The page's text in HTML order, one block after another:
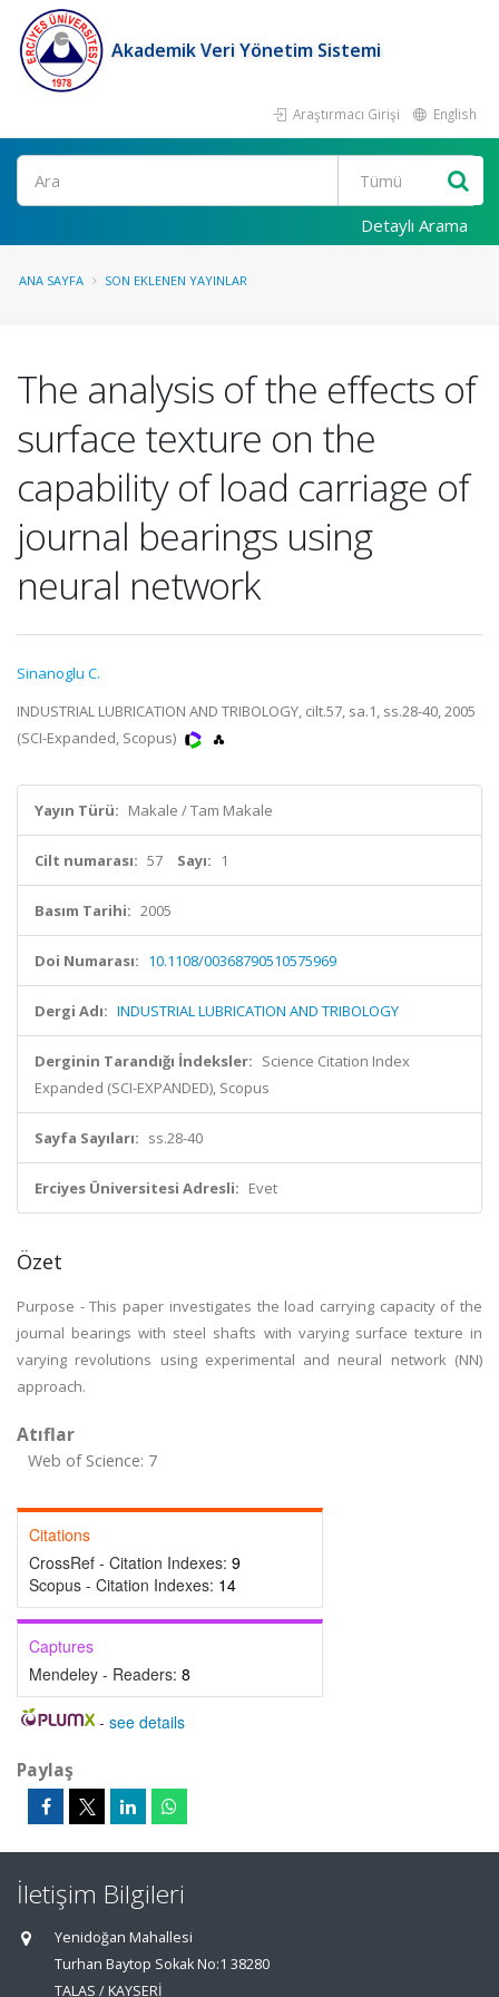
Akademik Veri Yönetim Sistemi
Araştırmacı Girişi English
Ara
Detaylı Arama
ANA SAYFA SON EKLENEN YAYINLAR
The analysis of the effects of
surface texture on the
capability of load carriage of
journal bearings using
neural network
Sinanoglu C.
INDUSTRIAL LUBRICATION AND TRIBOLOGY, cilt.57, sa.1, ss.28-40, 2005
(SCI-Expanded, Scopus)
Yayın Türü: Makale / Tam Makale
Cilt numarası: 57 Sayı: 1
Basım Tarihi: 2005
Doi Numarası: 10.1108/00368790510575969
Dergi Adı: INDUSTRIAL LUBRICATION AND TRIBOLOGY
Derginin Tarandığı İndeksler: Science Citation Index
Expanded (SCI-EXPANDED), Scopus
Sayfa Sayıları: ss.28-40
Erciyes Üniversitesi Adresli: Evet
Özet
Purpose - This paper investigates the load carrying capacity of the
journal bearings with steel shafts with varying surface texture in
varying revolutions using experimental and neural network (NN)
approach.
Atıflar
Web of Science: 7
Citations
CrossRef - Citation Indexes: 9
Scopus - Citation Indexes: 14
Captures
Mendeley - Readers: 8
- see details
Paylaş
İletişim Bilgileri
Yenidoğan Mahallesi
Turhan Baytop Sokak No:1 38280
TALAS / KAYSERİ